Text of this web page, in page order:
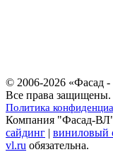
© 2006-2026 «Фасад
Все права защищены.
Политика
Компания "Фасад-
сайдинг | виниловый
vl.ru обязательна.